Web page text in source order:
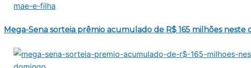
Mega-Sena sorteia prêmio acumulado de R$ 165 milhões neste